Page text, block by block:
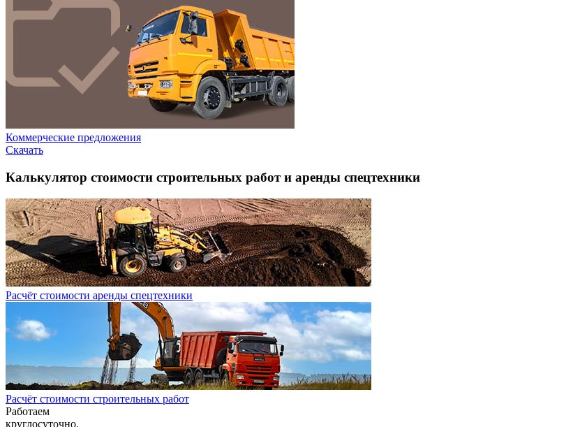
Коммерческие предложения
Скачать
Калькулятор стоимости строительных работ и аренды спецтехники
Расчёт стоимости аренды спецтехники
Расчёт стоимости строительных работ
Работаем
круглосуточно.